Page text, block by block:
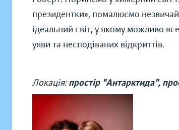
президентки», помалюємо
ідеальний світ, у якому можливо
уяви та несподіваних відкриттів.
Локація:простір "Антарктида",